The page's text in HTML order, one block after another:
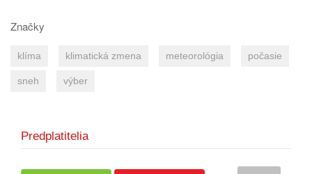
Značky
klíma klimatická zmena meteorológia počasie
sneh výber
Predplatitelia